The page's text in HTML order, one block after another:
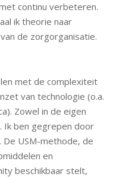
continu verbeteren.
ik theorie naar
de zorgorganisatie.
met de complexiteit
van technologie (o.a.
Zowel in de eigen
Ik ben gegrepen door
De USM-methode, de
en
beschikbaar stelt,